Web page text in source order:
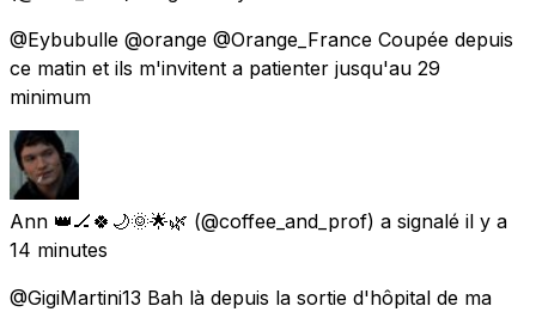
@Eybubulle @orange @Orange_France Coupée depuis
ce matin et ils m'invitent a patienter jusqu'au 29
minimum
Ann 👑🏒🍀🌙🌞🌟🌿 (@coffee_and_prof) a signalé il y a
14 minutes
@GigiMartini13 Bah là depuis la sortie d'hôpital de ma